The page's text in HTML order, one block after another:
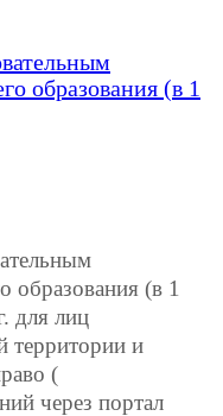
образования (в 1
образования (в 1
для лиц
территории и
(
через портал